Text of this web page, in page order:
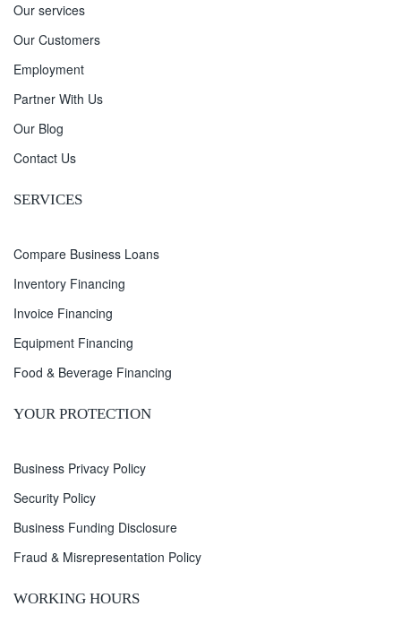
Our services
Our Customers
Employment
Partner With Us
Our Blog
Contact Us
SERVICES
Compare Business Loans
Inventory Financing
Invoice Financing
Equipment Financing
Food & Beverage Financing
YOUR PROTECTION
Business Privacy Policy
Security Policy
Business Funding Disclosure
Fraud & Misrepresentation Policy
WORKING HOURS